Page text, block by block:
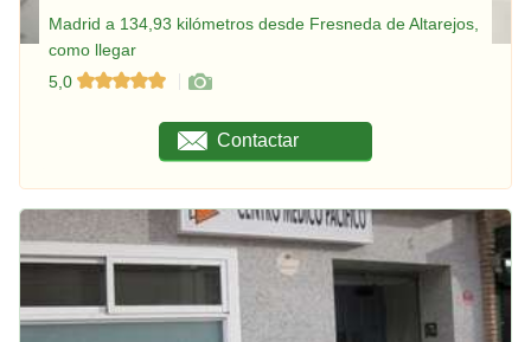
Madrid a 134,93 kilómetros desde Fresneda de Altarejos,
como llegar
5,0
Contactar